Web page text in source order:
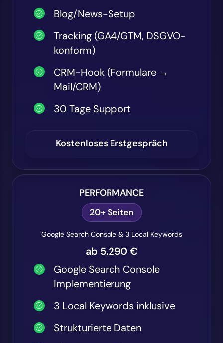
Blog/News-Setup
Tracking (GA4/GTM, DSGVO-
konform)
CRM-Hook (Formulare →
Mail/CRM)
30 Tage Support
Kostenloses Erstgespräch
PERFORMANCE
20+ Seiten
Google Search Console & 3 Local Keywords
ab 5.290 €
Google Search Console
Implementierung
3 Local Keywords inklusive
Strukturierte Daten